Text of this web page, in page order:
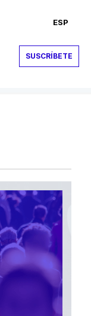
ESP
SUSCRÍBETE